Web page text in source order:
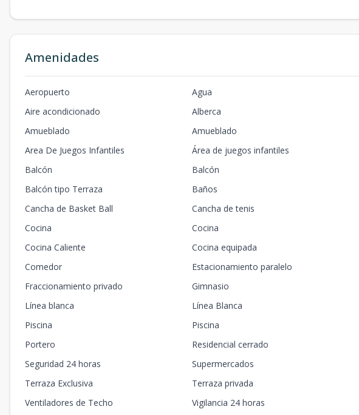
Amenidades
Aeropuerto Agua
Aire acondicionado
Alberca
Amueblado
Amueblado
Area De Juegos Infantiles
Área de juegos infantiles
Balcón
Balcón
Balcón tipo Terraza
Baños
Cancha de Basket Ball
Cancha de tenis
Cocina
Cocina
Cocina Caliente
Cocina equipada
Comedor
Estacionamiento paralelo
Fraccionamiento privado
Gimnasio
Línea blanca
Línea Blanca
Piscina
Piscina
Portero
Residencial cerrado
Seguridad 24 horas
Supermercados
Terraza Exclusiva
Terraza privada
Ventiladores de Techo
Vigilancia 24 horas